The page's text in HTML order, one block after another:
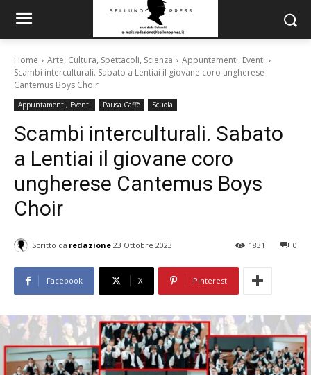
Home Arte, Cultura, Spettacoli, Scienza
Appuntamenti, Eventi
Scambi interculturali. Sabato a Lentiai il giovane coro ungherese
Cantemus Boys Choir
Appuntamenti, Eventi Pausa Caffè Scuola
Scambi interculturali. Sabato
a Lentiai il giovane coro
ungherese Cantemus Boys
Choir
Scritto da redazione 23 Ottobre 2023 0
1831
Facebook X Pinterest